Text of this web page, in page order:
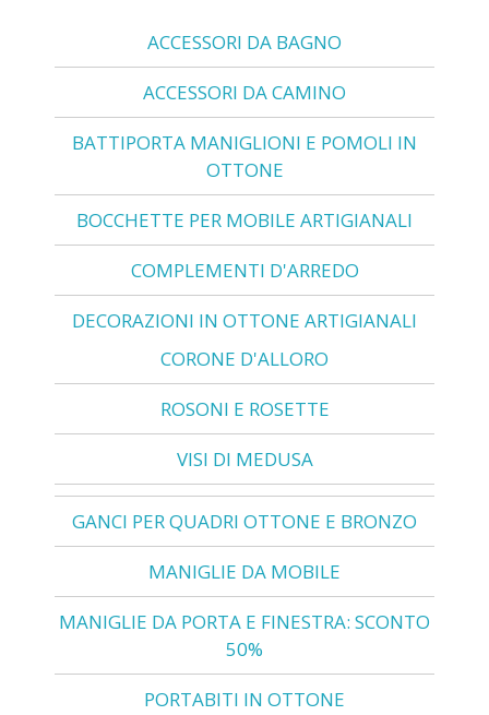
ACCESSORI DA BAGNO
ACCESSORI DA CAMINO
BATTIPORTA MANIGLIONI E POMOLI IN
OTTONE
BOCCHETTE PER MOBILE ARTIGIANALI
COMPLEMENTI D'ARREDO
DECORAZIONI IN OTTONE ARTIGIANALI
CORONE D'ALLORO
ROSONI E ROSETTE
VISI DI MEDUSA
GANCI PER QUADRI OTTONE E BRONZO
MANIGLIE DA MOBILE
MANIGLIE DA PORTA E FINESTRA: SCONTO
50%
PORTABITI IN OTTONE